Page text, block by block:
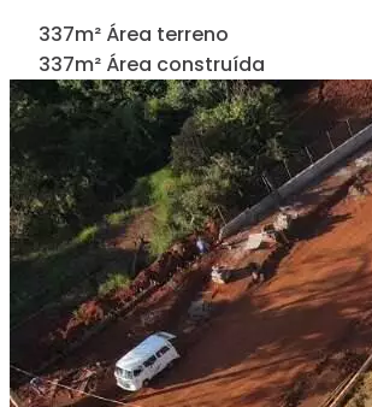
337m² Área terreno
337m² Área construída